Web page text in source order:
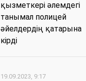
қызметкері әлемдегі
танымал полицей
әйелдердің қатарына
кірді
19.09.2023, 9:17